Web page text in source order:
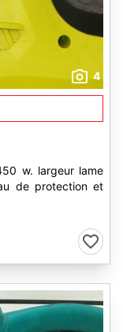
4
w. largeur lame
de protection et